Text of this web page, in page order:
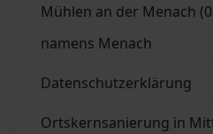
Mühlen an der Menach
namens Menach
Datenschutzerklärung
Ortskernsanierung in